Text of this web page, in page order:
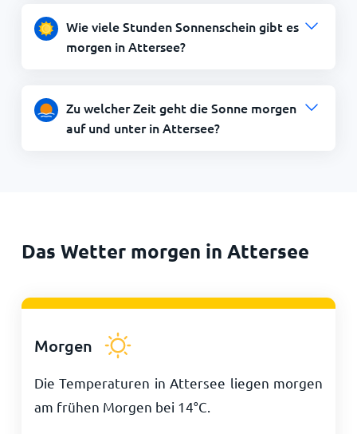
Wie viele Stunden Sonnenschein gibt es
morgen in Attersee?
Zu welcher Zeit geht die Sonne morgen
auf und unter in Attersee?
Das Wetter morgen in Attersee
Morgen
Die Temperaturen in Attersee liegen morgen
am frühen Morgen bei 14°C